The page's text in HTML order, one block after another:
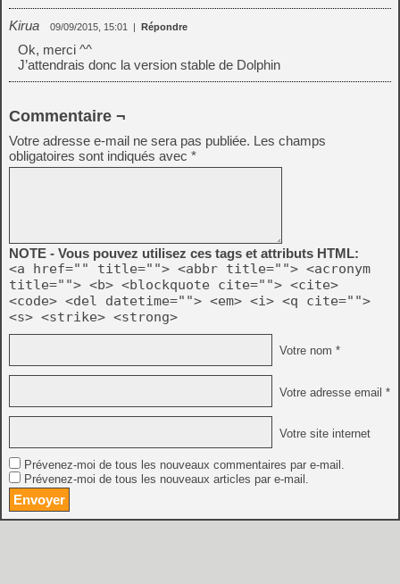
Kirua 09/09/2015, 15:01 | Répondre
Ok, merci ^^
J’attendrais donc la version stable de Dolphin
Commentaire ¬
Votre adresse e-mail ne sera pas publiée. Les champs
obligatoires sont indiqués avec *
NOTE - Vous pouvez utilisez ces tags et attributs HTML:
<a href="" title=""> <abbr title=""> <acronym
title=""> <b> <blockquote cite=""> <cite>
<code> <del datetime=""> <em> <i> <q cite="">
<s> <strike> <strong>
Votre nom *
Votre adresse email *
Votre site internet
Prévenez-moi de tous les nouveaux commentaires par e-mail.
Prévenez-moi de tous les nouveaux articles par e-mail.